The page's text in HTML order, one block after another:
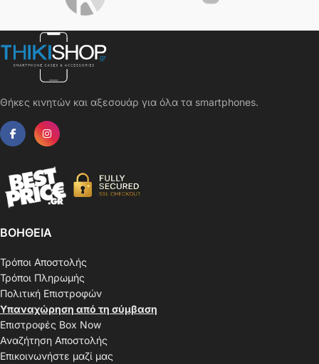
Θήκες κινητών και αξεσουάρ για όλα τα smartphones.
ΒΟΗΘΕΙΑ
Τρόποι Αποστολής
Τρόποι Πληρωμής
Πολιτική Επιστροφών
Υπαναχώρηση από τη σύμβαση
Επιστροφές Box Now
Αναζήτηση Αποστολής
Επικοινωνήστε μαζί μας